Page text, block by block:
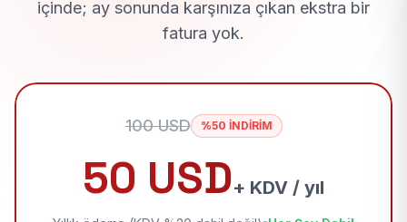
içinde; ay sonunda karşınıza çıkan ekstra bir
fatura yok.
100 USD %50 İNDİRİM
50 USD+ KDV / yıl